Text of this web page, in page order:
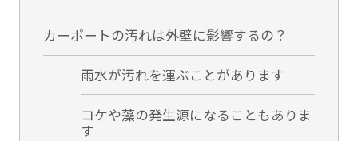
カーポートの汚れは外壁に影響するの？
雨水が汚れを運ぶことがあります
コケや藻の発生源になることもありま
す